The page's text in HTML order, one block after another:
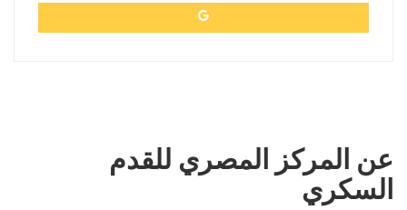
عن المركز المصري للقدم
السكري